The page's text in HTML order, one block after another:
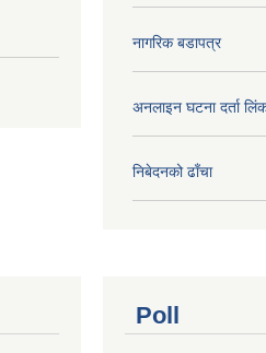
नागरिक बडापत्र
अनलाइन घटना दर्ता
निबेदनको ढाँचा
Poll